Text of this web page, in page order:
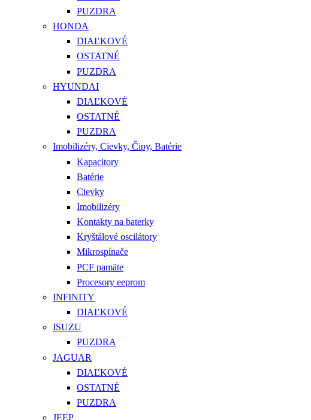
PUZDRA
HONDA
DIAĽKOVÉ
OSTATNÉ
PUZDRA
HYUNDAI
DIAĽKOVÉ
OSTATNÉ
PUZDRA
Imobilizéry, Cievky, Čipy, Batérie
Kapacitory
Batérie
Cievky
Imobilizéry
Kontakty na baterky
Kryštálové oscilátory
Mikrospínače
PCF pamäte
Procesory eeprom
INFINITY
DIAĽKOVÉ
ISUZU
PUZDRA
JAGUAR
DIAĽKOVÉ
OSTATNÉ
PUZDRA
JEEP